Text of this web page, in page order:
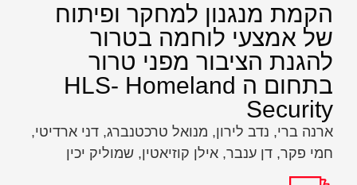
הקמת מנגנון למחקר ופיתוח
של אמצעי לוחמה בטרור
להגנת הציבור מפני טרור
בתחום ה HLS- Homeland
Security
ארנה ברי, נדב לירון, מנואל טרכטנברג, דני ארדיטי,
חמי פקר, דן ענבר, אילן קוזיאטין, שמוליק יכין